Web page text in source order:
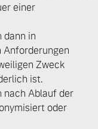
einer
dann in
Zweck
ist.
nach Ablauf der
oder